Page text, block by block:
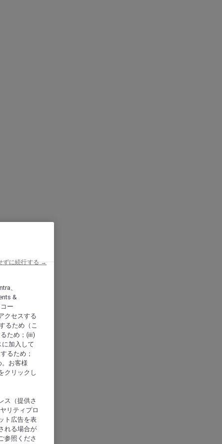
、
&
ー
クセスする
るため（こ
ため；(iii)
加入して
るため；
お客様
クリックし
ス（提供さ
リティプロ
ト広告を表
れる場合が
参照くださ
ずに続行する →